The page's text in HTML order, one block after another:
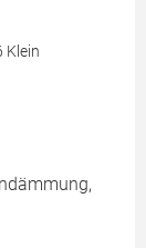
Klein